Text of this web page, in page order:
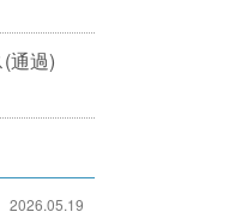
通過)
2026.05.19